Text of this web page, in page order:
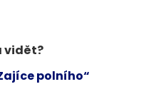
vidět?
polního“